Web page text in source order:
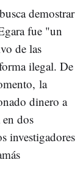
demostrar
fue "un
de las
ilegal. De
la
dinero a
dos
investigadores